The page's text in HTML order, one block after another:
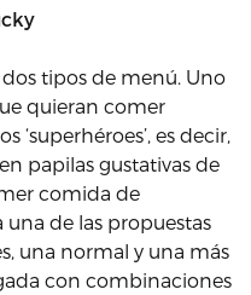
tipos de menú. Uno
quieran comer
es decir,
papilas gustativas de
comida de
de las propuestas
una normal y una más
con combinaciones